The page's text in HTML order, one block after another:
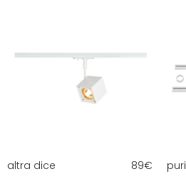
altra dice 89€ puri